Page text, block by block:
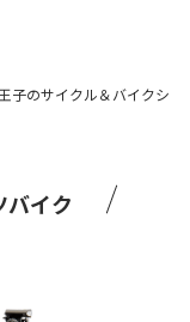
子のサイクル＆バイクシ
イク